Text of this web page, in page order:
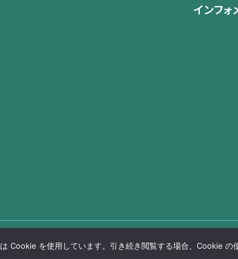
インフォ
Cookie を使用しています。引き続き閲覧する場合、Cookie の